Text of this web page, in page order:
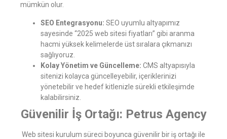
mümkün olur.
SEO Entegrasyonu: SEO uyumlu altyapımız
sayesinde “2025 web sitesi fiyatları” gibi aranma
hacmi yüksek kelimelerde üst sıralara çıkmanızı
sağlıyoruz.
Kolay Yönetim ve Güncelleme: CMS altyapısıyla
sitenizi kolayca güncelleyebilir, içeriklerinizi
yönetebilir ve hedef kitlenizle sürekli etkileşimde
kalabilirsiniz.
Güvenilir İş Ortağı: Petrus Agency
Web sitesi kurulum süreci boyunca güvenilir bir iş ortağı ile